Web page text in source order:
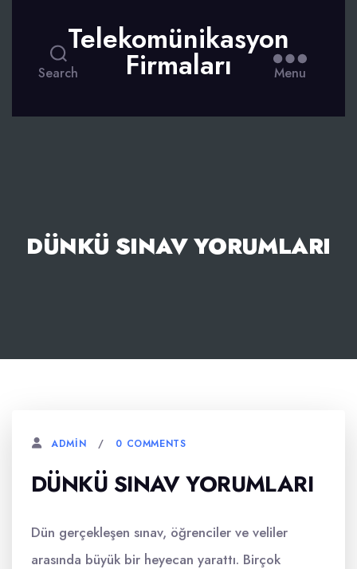
Search
Telekomünikasyon
Firmaları Menu
DÜNKÜ SINAV YORUMLARI
ADMIN 0 COMMENTS
DÜNKÜ SINAV YORUMLARI
Dün gerçekleşen sınav, öğrenciler ve veliler
arasında büyük bir heyecan yarattı. Birçok